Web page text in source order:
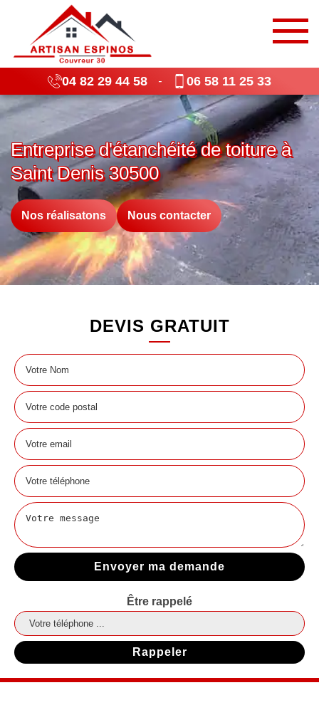
04 82 29 44 58 - 06 58 11 25 33
Entreprise d'étanchéité de toiture à
Saint Denis 30500
Nos réalisatons Nous contacter
DEVIS GRATUIT
Être rappelé